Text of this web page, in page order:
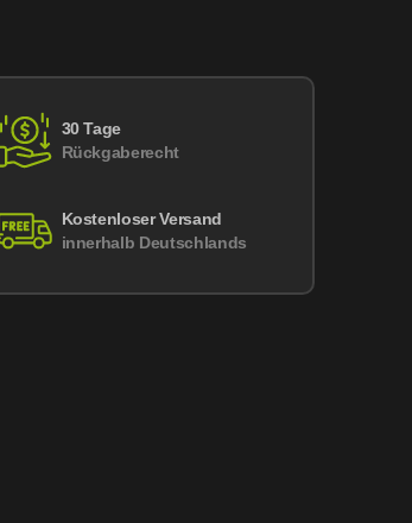
30 Tage
Rückgaberecht
Kostenloser Versand
innerhalb Deutschlands